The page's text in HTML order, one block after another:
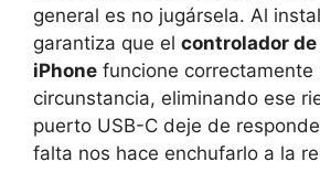
general es no jugársela. Al
garantiza que el controlador
iPhone funcione correctamente
circunstancia, eliminando ese
puerto USB-C deje de
falta nos hace enchufarlo a la